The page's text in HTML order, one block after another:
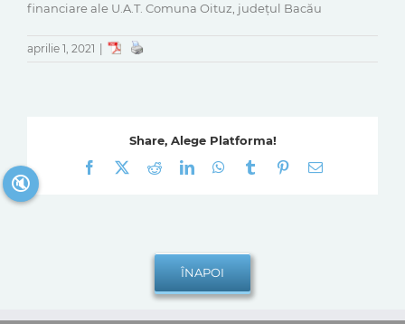
financiare ale U.A.T. Comuna Oituz, județul Bacău
aprilie 1, 2021
Share, Alege Platforma!
Facebook
RedditLinkedInWhatsApp
Tumblr Pinterest
E-
🔇